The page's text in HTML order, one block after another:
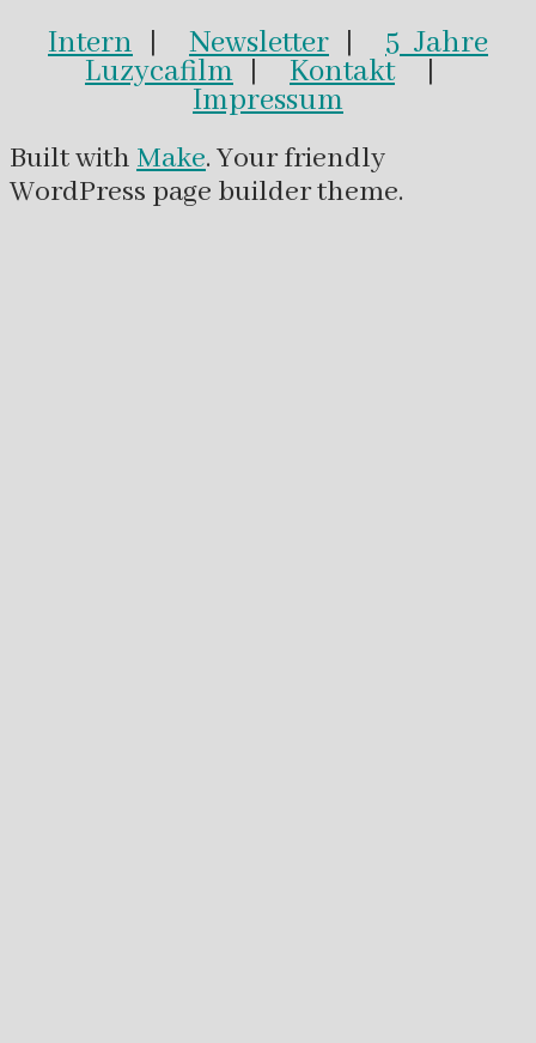
Intern Newsletter 5 Jahre
Luzycafilm Kontakt|
Impressum
Built with Make. Your friendly
WordPress page builder theme.